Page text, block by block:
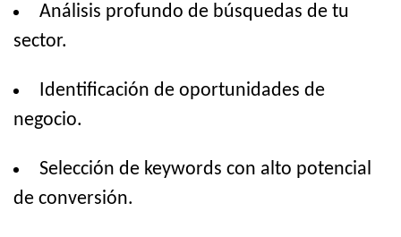
Análisis profundo de búsquedas de tu
sector.
Identificación de oportunidades de
negocio.
Selección de keywords con alto potencial
de conversión.